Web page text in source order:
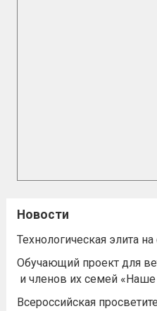
Новости
Технологическая элита
Обучающий проект для
и членов их семей
Всероссийская